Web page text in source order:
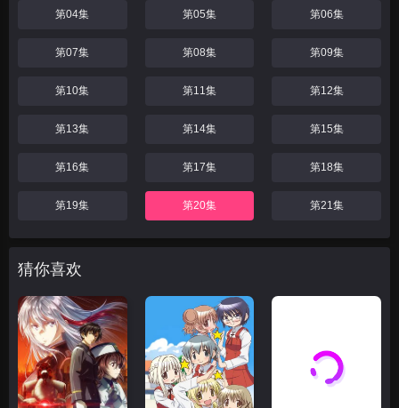
第04集 第05集 第06集
第07集 第08集 第09集
第10集 第11集 第12集
第13集 第14集 第15集
第16集 第17集 第18集
第19集 第20集 第21集
猜你喜欢